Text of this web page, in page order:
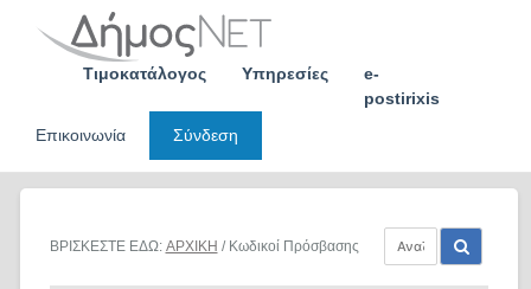
Τιμοκατάλογος Υπηρεσίες
e-
postirixis
Επικοινωνία
Σύνδεση
ΒΡΙΣΚΕΣΤΕ ΕΔΩ: ΑΡΧΙΚΗ / Κωδικοί Πρόσβασης